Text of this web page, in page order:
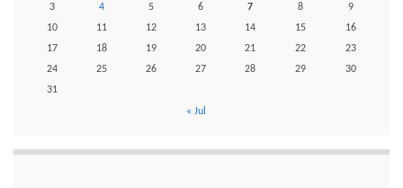
3
4 5 6 7 8
9
10
11 12 13 14 15
16
17
18 19 20 21 22
23
24
25 26 27 28 29
30
31
« Jul